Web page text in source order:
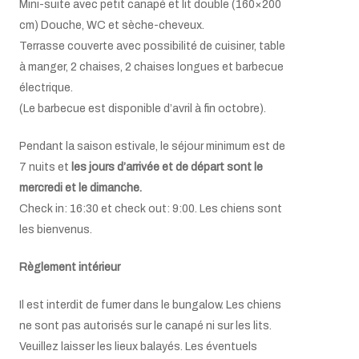
Mini-suite avec petit canapé et lit double (160×200
cm) Douche, WC et sèche-cheveux.
Terrasse couverte avec possibilité de cuisiner, table
à manger, 2 chaises, 2 chaises longues et barbecue
électrique.
(Le barbecue est disponible d’avril à fin octobre).
Pendant la saison estivale, le séjour minimum est de
7 nuits et les jours d’arrivée et de départ sont le
mercredi et le dimanche.
Check in: 16:30 et check out: 9:00. Les chiens sont
les bienvenus.
Règlement intérieur
Il est interdit de fumer dans le bungalow. Les chiens
ne sont pas autorisés sur le canapé ni sur les lits.
Veuillez laisser les lieux balayés. Les éventuels